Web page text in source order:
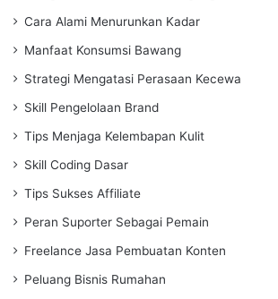
Cara Alami Menurunkan Kadar
Manfaat Konsumsi Bawang
Strategi Mengatasi Perasaan Kecewa
Skill Pengelolaan Brand
Tips Menjaga Kelembapan Kulit
Skill Coding Dasar
Tips Sukses Affiliate
Peran Suporter Sebagai Pemain
Freelance Jasa Pembuatan Konten
Peluang Bisnis Rumahan